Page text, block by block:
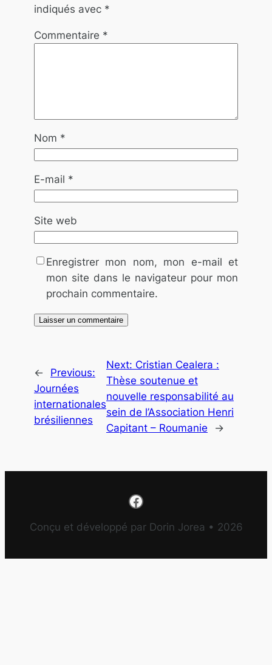
indiqués avec *
Commentaire *
Nom *
E-mail *
Site web
Enregistrer mon nom, mon e-mail et
mon site dans le navigateur pour mon
prochain commentaire.
←
Previous:
Journées
internationales
brésiliennes
Next: Cristian Cealera :
Thèse soutenue et
nouvelle responsabilité au
sein de l’Association Henri
Capitant – Roumanie
→
Facebook
Conçu et développé par Dorin Jorea • 2026